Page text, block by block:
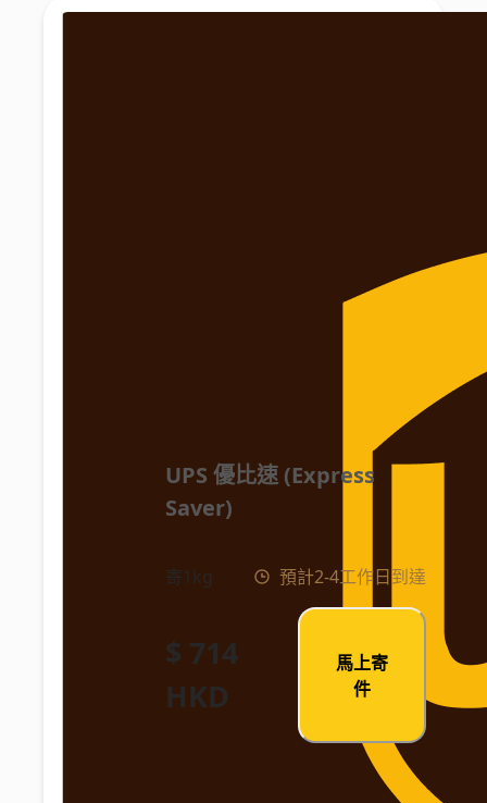
UPS 優比速 (Express
Saver)
寄1kg 預計2-4工作日到達
$ 714
HKD
馬上寄
件